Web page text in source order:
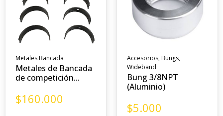
Metales Bancada
Metales de Bancada
de competición...
$160.000
Accesorios,Bungs,
Wideband
Bung 3/8NPT
(Aluminio)
$5.000